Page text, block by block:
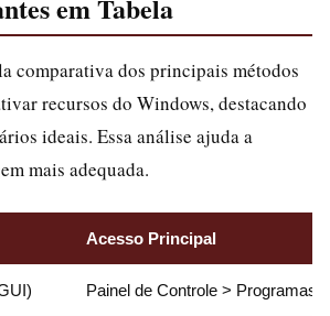
em Tabela
comparativa dos principais métodos
recursos do Windows, destacando
ideais. Essa análise ajuda a
mais adequada.
Acesso Principal
Painel de Controle > Programas